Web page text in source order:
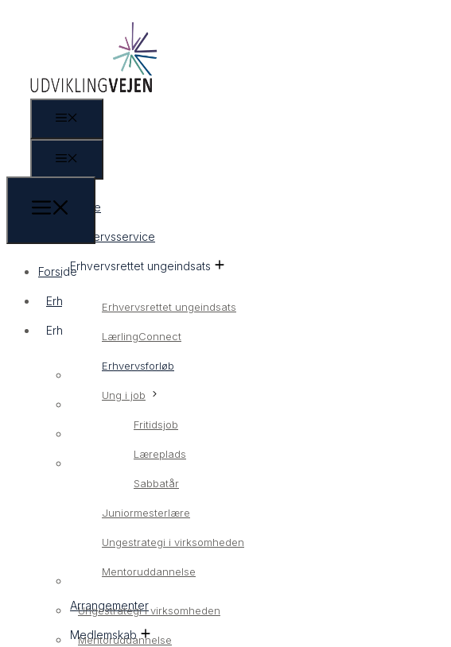
Forside
Erhvervsservice
Erhvervsrettet ungeindsats
Erhvervsrettet ungeindsats
LærlingConnect
Erhvervsforløb
Ung i job
Fritidsjob
Læreplads
Sabbatår
Juniormesterlære
Ungestrategi i virksomheden
Mentoruddannelse
Arrangementer
Medlemskab
Forside
Erhvervsservice
Erhvervsrettet ungeindsats
Erhvervsrettet ungeindsats
LærlingConnect
Erhvervsforløb
Fritidsjob
Læreplads
Sabbatår
Juniormesterlære
Ungestrategi i virksomheden
Mentoruddannelse